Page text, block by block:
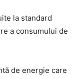
la standard
a consumului de
de energie care